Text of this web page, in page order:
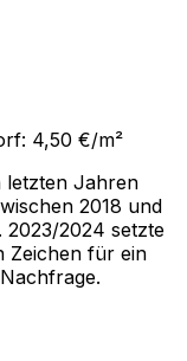
4,50 €/m²
letzten Jahren
2018 und
2023/2024 setzte
Zeichen für ein